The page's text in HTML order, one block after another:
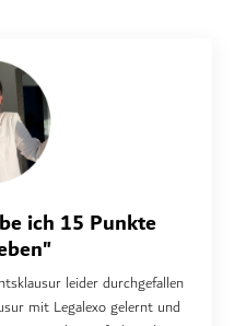
ich 15 Punkte
leider durchgefallen
mit Legalexo gelernt und